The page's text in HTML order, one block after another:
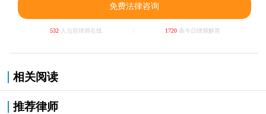
免费法律咨询
532 人当前律师在线 1720条今日律师解答
相关阅读
推荐律师